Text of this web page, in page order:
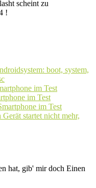
scheint zu
!
boot, system,
im Test
im Test
im Test
startet nicht mehr,
hat, gib' mir doch Einen